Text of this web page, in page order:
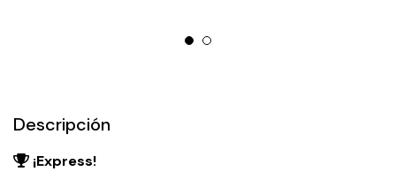
Descripción
¡Express!